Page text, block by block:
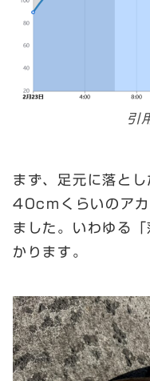
引
まず、足元に落と
40cmくらいのアカ
ました。いわゆる
かります。